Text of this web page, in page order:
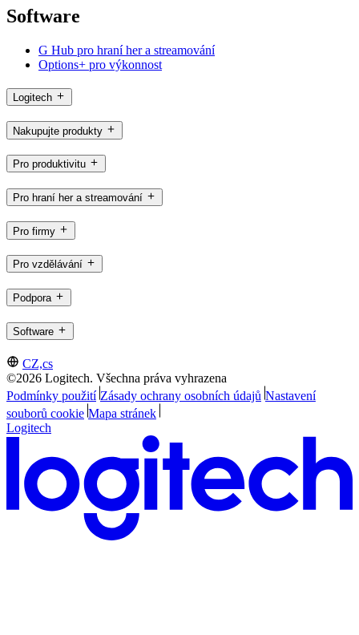
Software
G Hub pro hraní her a streamování
Options+ pro výkonnost
Logitech
Nakupujte produkty
Pro produktivitu
Pro hraní her a streamování
Pro firmy
Pro vzdělávání
Podpora
Software
CZ,cs
©2026 Logitech. Všechna práva vyhrazena
Podmínky použití Zásady ochrany osobních údajů Nastavení
souborů cookie Mapa stránek
Logitech